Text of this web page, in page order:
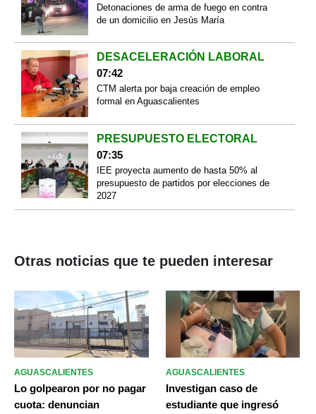
Detonaciones de arma de fuego en contra
de un domicilio en Jesús María
DESACELERACIÓN LABORAL
07:42
CTM alerta por baja creación de empleo
formal en Aguascalientes
PRESUPUESTO ELECTORAL
07:35
IEE proyecta aumento de hasta 50% al
presupuesto de partidos por elecciones de
2027
Otras noticias que te pueden interesar
AGUASCALIENTES
Lo golpearon por no pagar
cuota: denuncian
AGUASCALIENTES
Investigan caso de
estudiante que ingresó